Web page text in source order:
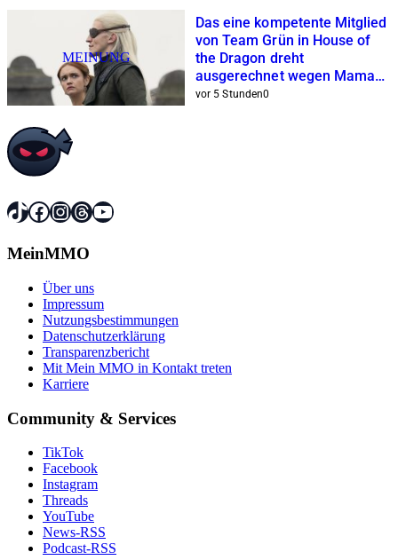
MEINUNG
Das eine kompetente Mitglied
von Team Grün in House of
the Dragon dreht
ausgerechnet wegen Mama
am Rad
vor 5 Stunden0
TikTok
Facebook
Instagram
Threads
YouTube
MeinMMO
Über uns
Impressum
Nutzungsbestimmungen
Datenschutzerklärung
Transparenzbericht
Mit Mein MMO in Kontakt treten
Karriere
Community & Services
TikTok
Facebook
Instagram
Threads
YouTube
News-RSS
Podcast-RSS